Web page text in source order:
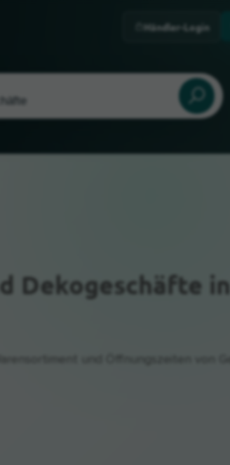
Händler-Login
Dekogeschäfte in